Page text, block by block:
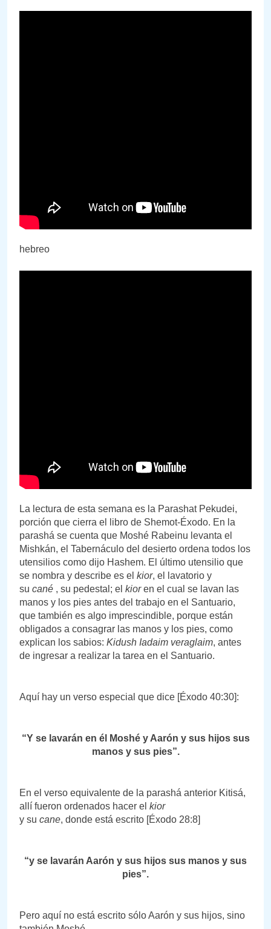
hebreo
La lectura de esta semana es la Parashat Pekudei,
porción que cierra el libro de Shemot-Éxodo. En la
parashá se cuenta que Moshé Rabeinu levanta el
Mishkán, el Tabernáculo del desierto ordena todos los
utensilios como dijo Hashem. El último utensilio que
se nombra y describe es el kior, el lavatorio y
su cané , su pedestal; el kioren el cual se lavan las
manos y los pies antes del trabajo en el Santuario,
que también es algo imprescindible, porque están
obligados a consagrar las manos y los pies, como
explican los sabios: Kidush Iadaim veraglaim, antes
de ingresar a realizar la tarea en el Santuario.
Aquí hay un verso especial que dice [Éxodo 40:30]:
“Y se lavarán en él Moshé y Aarón y sus hijos sus
manos y sus pies”.
En el verso equivalente de la parashá anterior Kitisá,
allí fueron ordenados hacer el kior
y su cane, donde está escrito [Éxodo 28:8]
“y se lavarán Aarón y sus hijos sus manos y sus
pies”.
Pero aquí no está escrito sólo Aarón y sus hijos, sino